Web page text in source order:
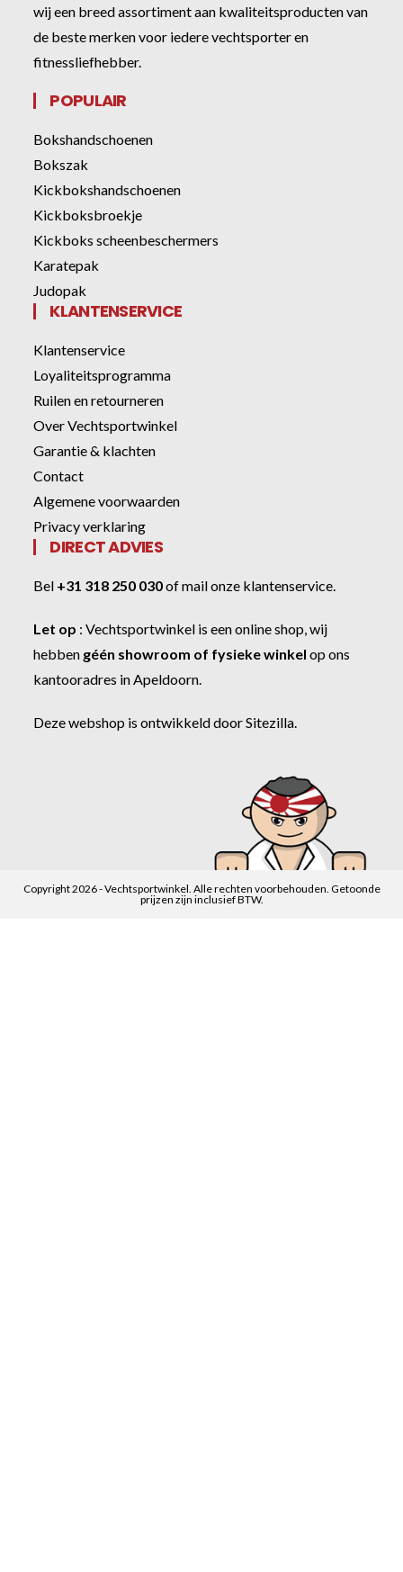
wij een breed assortiment aan kwaliteitsproducten van
de beste merken voor iedere vechtsporter en
fitnessliefhebber.
POPULAIR
Bokshandschoenen
Bokszak
Kickbokshandschoenen
Kickboksbroekje
Kickboks scheenbeschermers
Karatepak
Judopak
KLANTENSERVICE
Klantenservice
Loyaliteitsprogramma
Ruilen en retourneren
Over Vechtsportwinkel
Garantie & klachten
Contact
Algemene voorwaarden
Privacy verklaring
DIRECT ADVIES
Bel +31 318 250 030ofmail onze klantenservice.
Let op :Vechtsportwinkel is een online shop, wij
hebben géén showroom of fysieke winkel op ons
kantooradres in Apeldoorn.
Deze webshop is ontwikkeld doorSitezilla.
Copyright 2026 - Vechtsportwinkel. Alle rechten voorbehouden. Getoonde
prijzen zijn inclusief BTW.